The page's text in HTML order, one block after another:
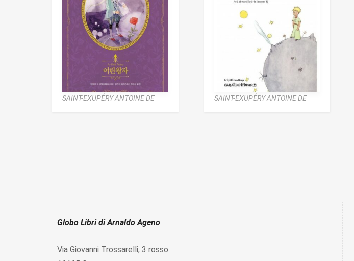
SAINT-EXUPÉRY ANTOINE DE SAINT-EXUPÉRY ANTOINE DE
Globo Libri di Arnaldo Ageno
Via Giovanni Trossarelli, 3 rosso